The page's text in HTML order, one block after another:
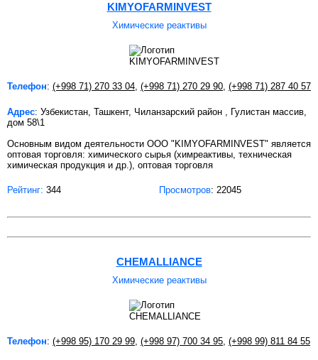
KIMYOFARMINVEST
Химические реактивы
Телефон: (+998 71) 270 33 04, (+998 71) 270 29 90, (+998 71) 287 40 57
Адрес: Узбекистан, Ташкент, Чиланзарский район , Гулистан массив,
дом 58\1
Основным видом деятельности ООО "KIMYOFARMINVEST" является
оптовая торговля: химического сырья (химреактивы, техническая
химическая продукция и др.), оптовая торговля
Рейтинг: 344 Просмотров: 22045
CHEMALLIANCE
Химические реактивы
Телефон: (+998 95) 170 29 99 (+998 97) 700 34 95 (+998 99) 811 84 55